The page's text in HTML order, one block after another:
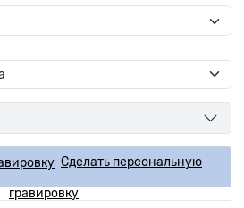
Сделать персональную
гравировку